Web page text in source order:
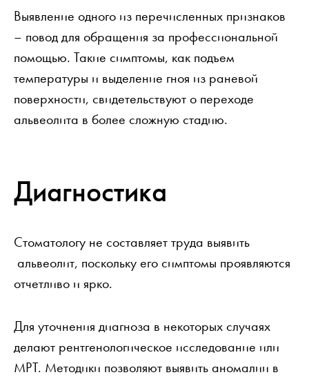
Выявление одного из перечисленных признаков
– повод для обращения за профессиональной
помощью. Такие симптомы, как подъем
температуры и выделение гноя из раневой
поверхности, свидетельствуют о переходе
альвеолита в более сложную стадию.
Диагностика
Стоматологу не составляет труда выявить
альвеолит, поскольку его симптомы проявляются
отчетливо и ярко.
Для уточнения диагноза в некоторых случаях
делают рентгенологическое исследование или
МРТ. Методики позволяют выявить аномалии в